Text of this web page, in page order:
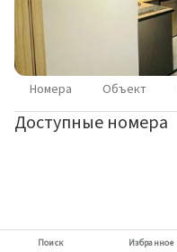
Номера Объект
Доступные номера
Поиск Избранное